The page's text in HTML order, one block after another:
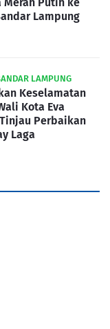
Lampung
LAMPUNG
Keselamatan
Kota Eva
Perbaikan
Laga